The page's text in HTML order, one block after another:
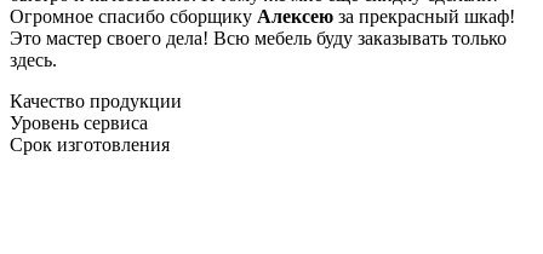
Огромное спасибо сборщику Алексею за прекрасный шкаф!
Это мастер своего дела! Всю мебель буду заказывать только
здесь.
Качество продукции
Уровень сервиса
Срок изготовления